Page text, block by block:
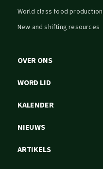
World class food production
New and shifting resources
OVER ONS
WORD LID
KALENDER
NIEUWS
ARTIKELS